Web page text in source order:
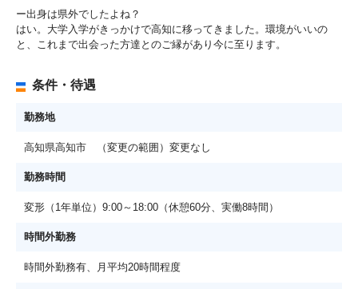
ー出身は県外でしたよね？
はい。大学入学がきっかけで高知に移ってきました。環境がいいの
と、これまで出会った方達とのご縁があり今に至ります。
条件・待遇
勤務地
高知県高知市 （変更の範囲）変更なし
勤務時間
変形（1年単位）9:00～18:00（休憩60分、実働8時間）
時間外勤務
時間外勤務有、月平均20時間程度